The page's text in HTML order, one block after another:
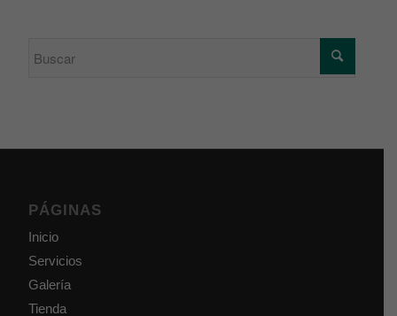
PÁGINAS
Inicio
Servicios
Galería
Tienda